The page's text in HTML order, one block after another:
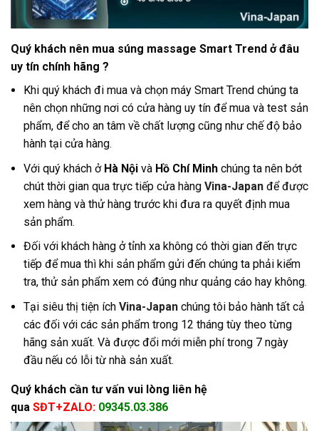
Quý khách nên mua súng massage Smart Trend ở đâu
uy tín chính hãng ?
Khi quý khách đi mua và chọn máy Smart Trend chúng ta
nên chọn những nơi có cửa hàng uy tín để mua và test sản
phẩm, để cho an tâm về chất lượng cũng như chế độ bảo
hành tại cửa hàng.
Với quý khách ở Hà Nội và Hồ Chí Minh chúng ta nên bớt
chút thời gian qua trực tiếp cửa hàng Vina-Japan để được
xem hàng và thử hàng trước khi đưa ra quyết định mua
sản phẩm.
Đối với khách hàng ở tỉnh xa không có thời gian đến trực
tiếp để mua thì khi sản phẩm gửi đến chúng ta phải kiểm
tra, thử sản phẩm xem có đúng như quảng cáo hay không.
Tại siêu thị tiện ích Vina-Japan chúng tôi bảo hành tất cả
các đối với các sản phẩm trong 12 tháng tùy theo từng
hãng sản xuất. Và được đổi mới miễn phí trong 7 ngày
đầu nếu có lỗi từ nhà sản xuất.
Quý khách cần tư vấn vui lòng liên hệ
qua SĐT+ZALO: 09345.03.386